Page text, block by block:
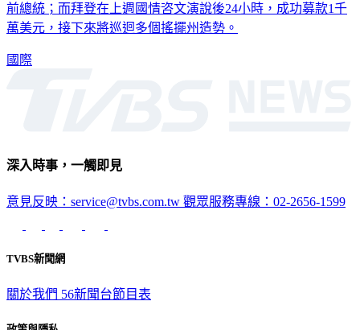
前總統；而拜登在上週國情咨文演說後24小時，成功募款1千
萬美元，接下來將巡迴多個搖擺州造勢。
國際
深入時事，一觸即見
意見反映：service@tvbs.com.tw 觀眾服務專線：02-2656-1599
TVBS新聞網
關於我們 56新聞台節目表